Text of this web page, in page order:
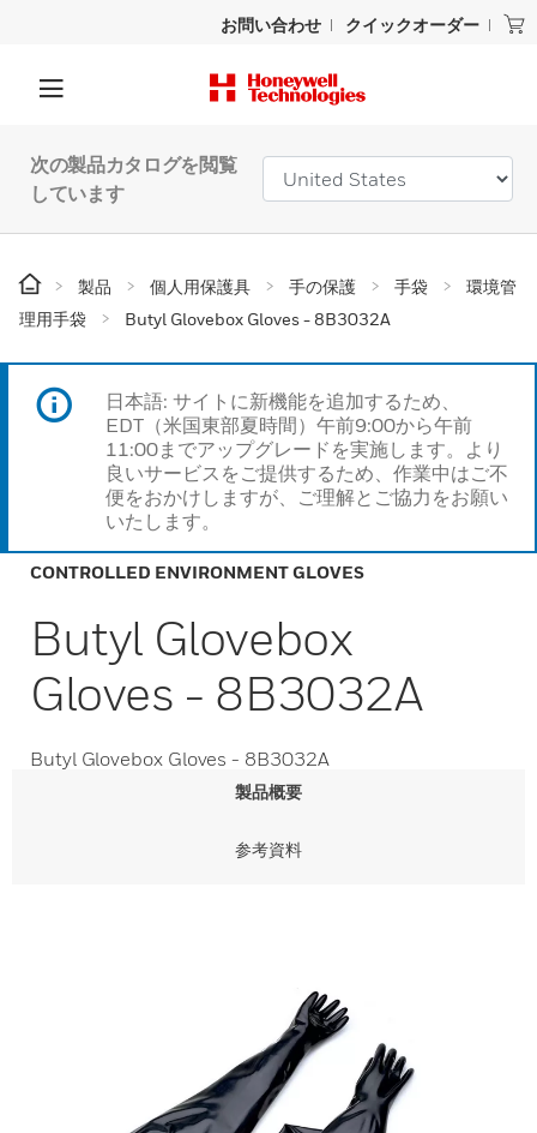
お問い合わせ クイックオーダー
次の製品カタログを閲覧
しています
製品 個人用保護具 手の保護 手袋
環境管
理用手袋
Butyl Glovebox Gloves - 8B3032A
日本語: サイトに新機能を追加するため、
EDT（米国東部夏時間）午前9:00から午前
11:00までアップグレードを実施します。より
良いサービスをご提供するため、作業中はご不
便をおかけしますが、ご理解とご協力をお願い
いたします。
CONTROLLED ENVIRONMENT GLOVES
Butyl Glovebox
Gloves - 8B3032A
Butyl Glovebox Gloves - 8B3032A
製品概要
参考資料